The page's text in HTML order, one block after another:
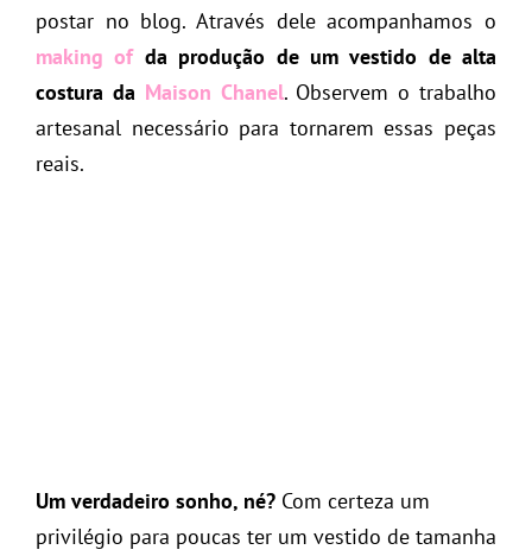
postar no blog. Através dele acompanhamos o
making of da produção de um vestido de alta
costura da Maison Chanel. Observem o trabalho
artesanal necessário para tornarem essas peças
reais.
Um verdadeiro sonho, né? Com certeza um
privilégio para poucas ter um vestido de tamanha